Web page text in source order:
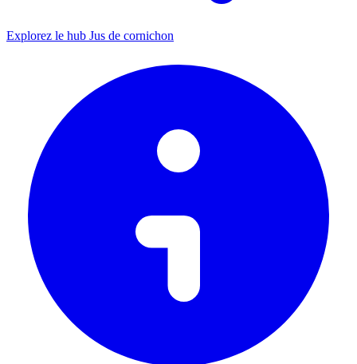
Explorez le hub Jus de cornichon